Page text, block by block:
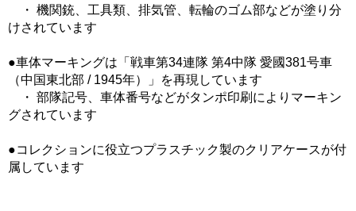
・ 機関銃、工具類、排気管、転輪のゴム部などが塗り分
けされています
●車体マーキングは「戦車第34連隊 第4中隊 愛國381号車
（中国東北部 / 1945年）」を再現しています
・ 部隊記号、車体番号などがタンポ印刷によりマーキン
グされています
●コレクションに役立つプラスチック製のクリアケースが付
属しています